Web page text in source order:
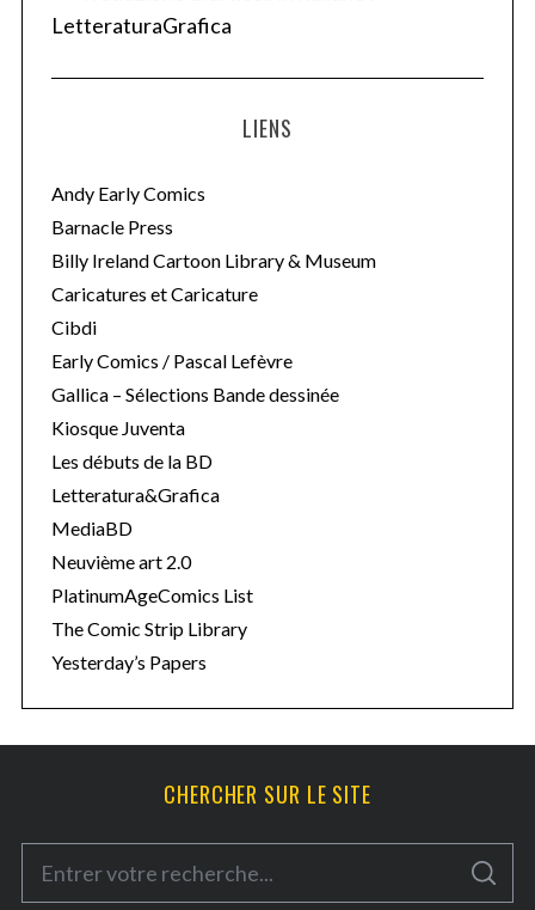
LetteraturaGrafica
LIENS
Andy Early Comics
Barnacle Press
Billy Ireland Cartoon Library & Museum
Caricatures et Caricature
Cibdi
Early Comics / Pascal Lefèvre
Gallica – Sélections Bande dessinée
Kiosque Juventa
Les débuts de la BD
Letteratura&Grafica
MediaBD
Neuvième art 2.0
PlatinumAgeComics List
The Comic Strip Library
Yesterday’s Papers
CHERCHER SUR LE SITE
S